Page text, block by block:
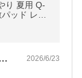
り 夏用 Q-
ッド レギ
感 涼感 冷
ので、暑がりな大学生の息… 2026/6/23